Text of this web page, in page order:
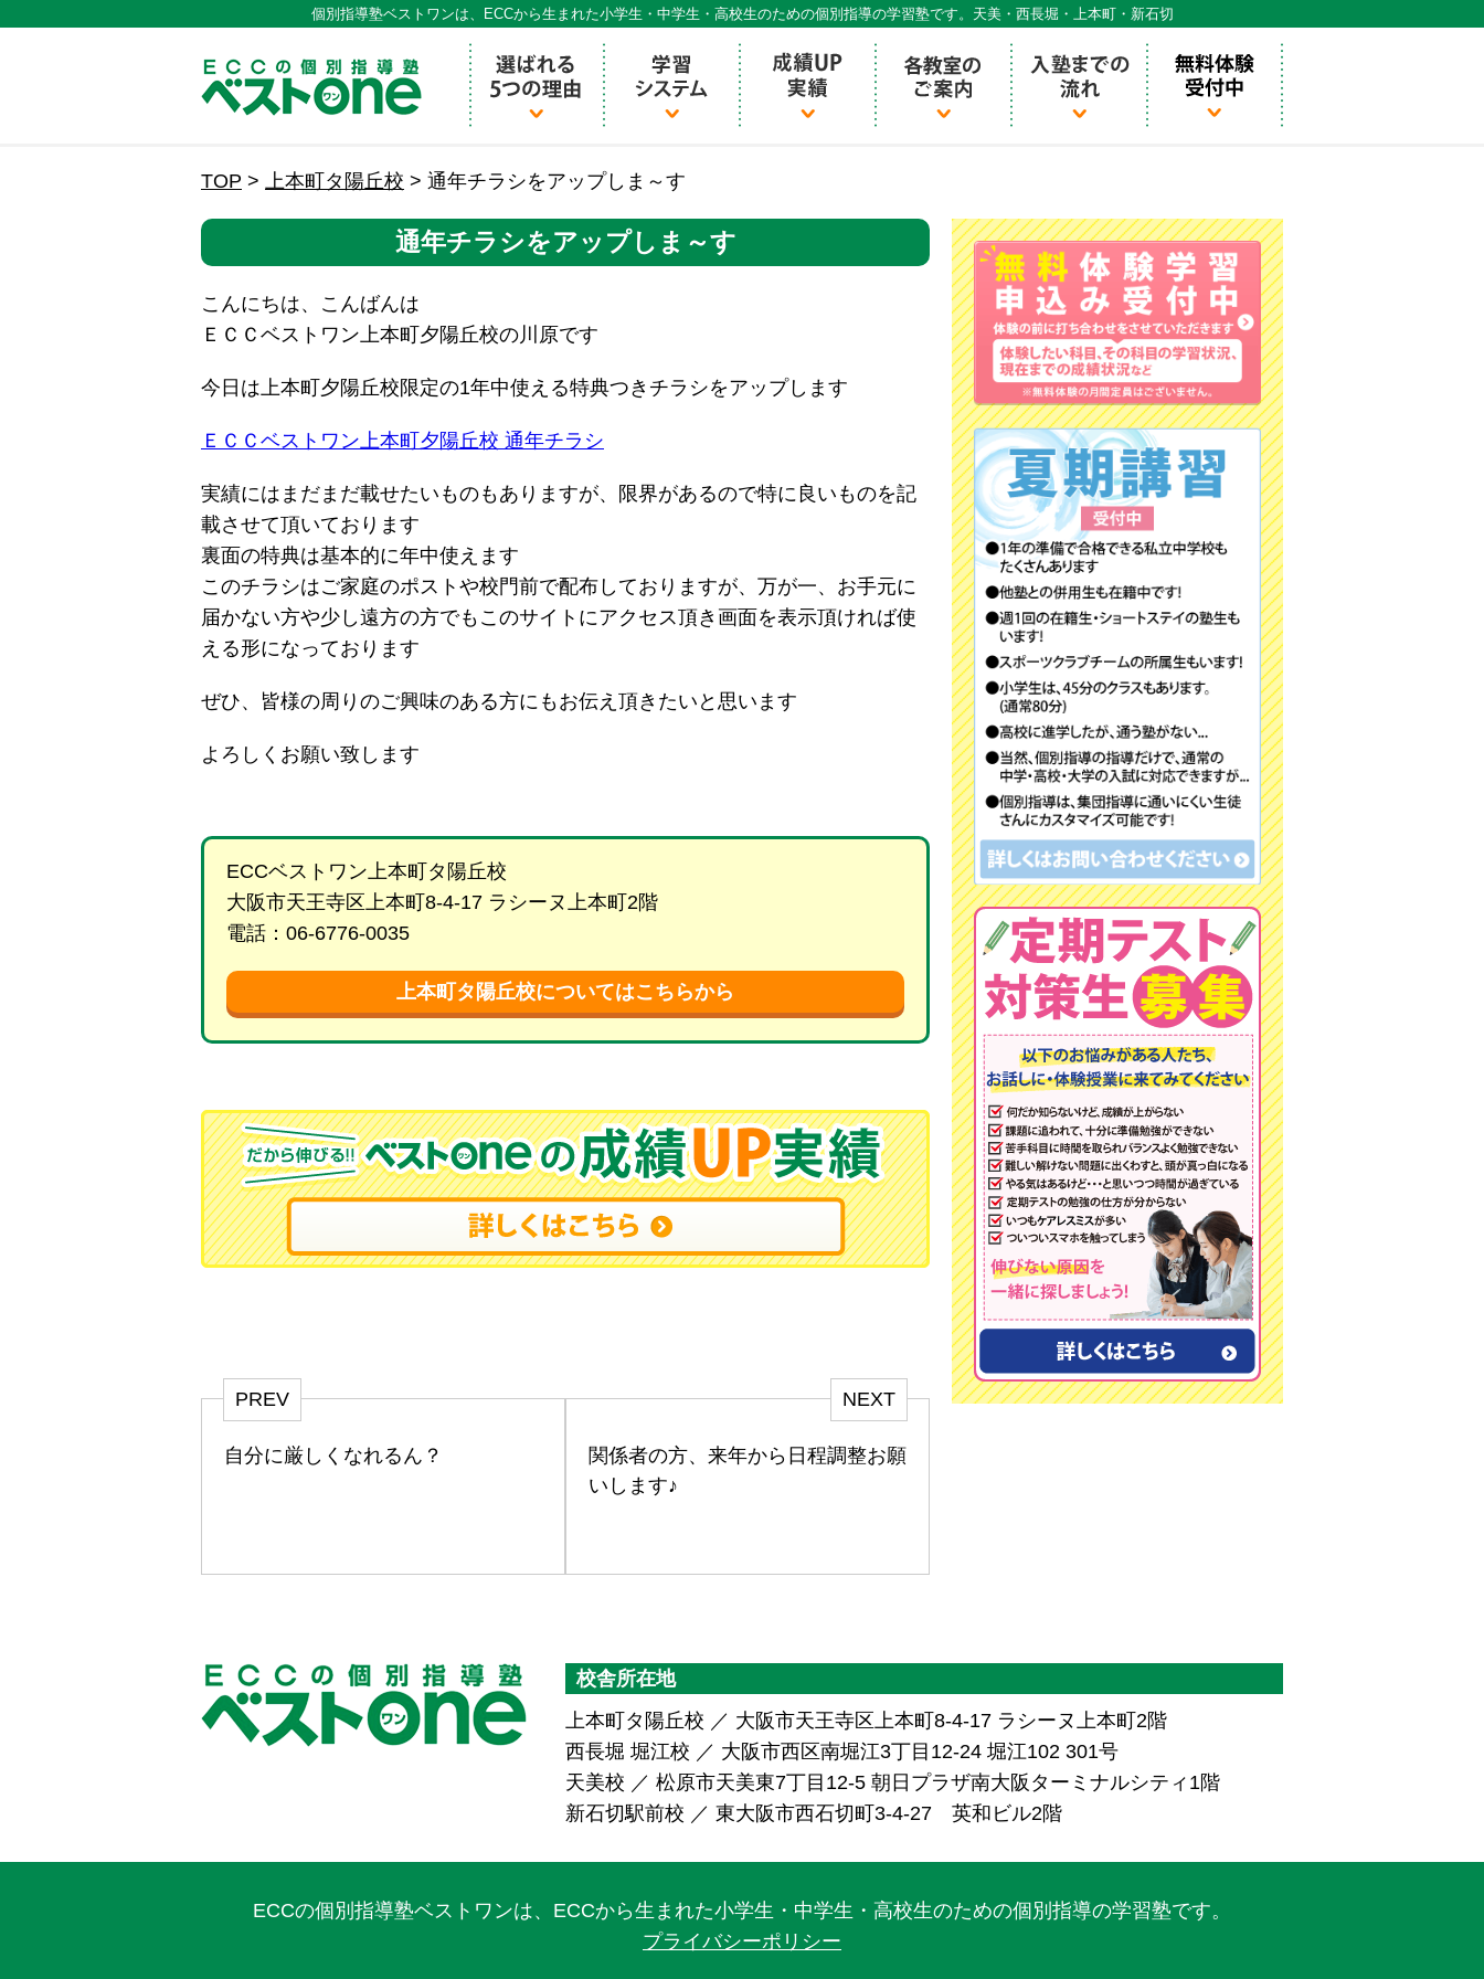
個別指導塾ベストワンは、ECCから生まれた小学生・中学生・高校生のための個別指導の学習塾です。天美・西長堀・上本町・新石切
ECCの個別指導ECCベストワン
TOP > 上本町タ陽丘校 > 通年チラシをアップしま～す
通年チラシをアップしま～す
こんにちは、こんばんは
ＥＣＣベストワン上本町夕陽丘校の川原です
今日は上本町夕陽丘校限定の1年中使える特典つきチラシをアップします
ＥＣＣベストワン上本町夕陽丘校 通年チラシ
実績にはまだまだ載せたいものもありますが、限界があるので特に良いものを記
載させて頂いております
裏面の特典は基本的に年中使えます
このチラシはご家庭のポストや校門前で配布しておりますが、万が一、お手元に
届かない方や少し遠方の方でもこのサイトにアクセス頂き画面を表示頂ければ使
える形になっております
ぜひ、皆様の周りのご興味のある方にもお伝え頂きたいと思います
よろしくお願い致します
ECCベストワン上本町タ陽丘校
大阪市天王寺区上本町8-4-17 ラシーヌ上本町2階
電話：06-6776-0035
上本町タ陽丘校についてはこちらから
PREV
自分に厳しくなれるん？
NEXT
関係者の方、来年から日程調整お願
いします♪
校舎所在地
上本町タ陽丘校 ／ 大阪市天王寺区上本町8-4-17 ラシーヌ上本町2階
西長堀 堀江校 ／ 大阪市西区南堀江3丁目12-24 堀江102 301号
天美校 ／ 松原市天美東7丁目12-5 朝日プラザ南大阪ターミナルシティ1階
新石切駅前校 ／ 東大阪市西石切町3-4-27 英和ビル2階
ECCの個別指導塾ベストワンは、ECCから生まれた小学生・中学生・高校生のための個別指導の学習塾です。
プライバシーポリシー